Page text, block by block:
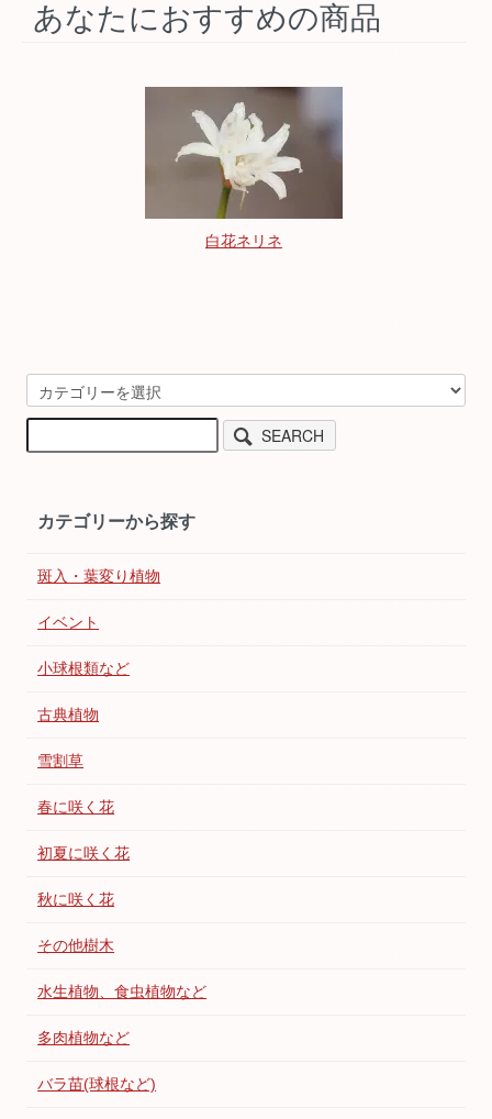
あなたにおすすめの商品
白花ネリネ
SEARCH
カテゴリーから探す
斑入・葉変り植物
イベント
小球根類など
古典植物
雪割草
春に咲く花
初夏に咲く花
秋に咲く花
その他樹木
水生植物、食虫植物など
多肉植物など
バラ苗(球根など)